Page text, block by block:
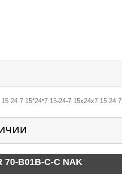
24 7 15*24*7 15-24-7 15х24х7 15 24 7
70-B01B-C-C NAK